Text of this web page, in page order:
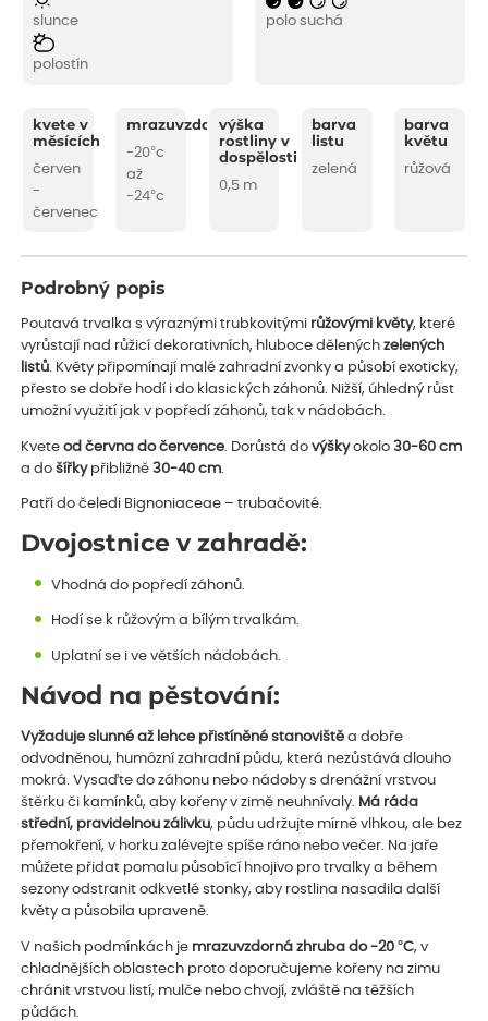
slunce
polostín
polo suchá
kvete v
měsících
červen
-
červenec
mrazuvzdornost
-20°c
až
-24°c
výška
rostliny v
dospělosti
0,5 m
barva
listu
zelená
barva
květu
růžová
Podrobný popis
Poutavá trvalka s výraznými trubkovitými růžovými květy, které
vyrůstají nad růžicí dekorativních, hluboce dělenýchzelených
listů. Květy připomínají malé zahradní zvonky a působí exoticky,
přesto se dobře hodí i do klasických záhonů. Nižší, úhledný růst
umožní využití jak v popředí záhonů, tak v nádobách.
Kveteod června do července . Dorůstá dovýškyokolo30-60 cm
a došířkypřibližně30-40 cm
Patří do čeledi Bignoniaceae – trubačovité.
Dvojostnice v zahradě:
Vhodná do popředí záhonů.
Hodí se k růžovým a bílým trvalkám.
Uplatní se i ve větších nádobách.
Návod na pěstování:
Vyžaduje slunné až lehce přistíněné stanoviště a dobře
odvodněnou, humózní zahradní půdu, která nezůstává dlouho
mokrá. Vysaďte do záhonu nebo nádoby s drenážní vrstvou
štěrku či kamínků, aby kořeny v zimě neuhnívaly. Má ráda
střední, pravidelnou zálivku, půdu udržujte mírně vlhkou, ale bez
přemokření, v horku zalévejte spíše ráno nebo večer. Na jaře
můžete přidat pomalu působící hnojivo pro trvalky a během
sezony odstranit odkvetlé stonky, aby rostlina nasadila další
květy a působila upraveně.
V našich podmínkách je mrazuvzdorná zhruba do -20 °C, v
chladnějších oblastech proto doporučujeme kořeny na zimu
chránit vrstvou listí, mulče nebo chvojí, zvláště na těžších
půdách.